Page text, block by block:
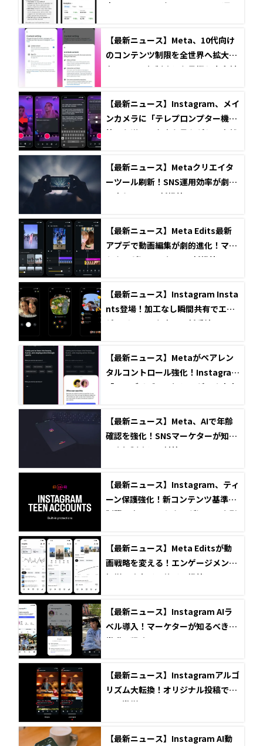
表！FacebookやInstagramの運用
【最新ニュース】Meta、10代向け
のコンテンツ制限を全世界へ拡大！
各国のSNS規制強化を見据え安全対
【最新ニュース】Instagram、メイ
ンカメラに「テレプロンプター機
能」を導入！台本を見ながらの自然
【最新ニュース】Metaクリエイタ
ーツール刷新！SNS運用効率が劇的
に変わる2つの新機能
【最新ニュース】Meta Edits最新
アプデで動画編集が劇的進化！マー
ケターが知るべき4つの新機能
【最新ニュース】Instagram Insta
nts登場！加工なし瞬間共有でエン
ゲージメントを高める新手法
【最新ニュース】Metaがペアレン
タルコントロール強化！Instagram
「アルゴリズム可視化」が示す未来
【最新ニュース】Meta、AIで年齢
確認を強化！SNSマーケターが知る
べき規制強化と対策
【最新ニュース】Instagram、ティ
ーン保護強化！新コンテンツ基準と
制限設定でマーケターが知るべき影
【最新ニュース】Meta Editsが動
画戦略を変える！エンゲージメント
爆増の強力インサイト機能
【最新ニュース】Instagram AIラ
ベル導入！マーケターが知るべき新
常識と戦略
【最新ニュース】Instagramアルゴ
リズム大転換！オリジナル投稿でリ
ーチ激増のチャンス
【最新ニュース】Instagram AI動